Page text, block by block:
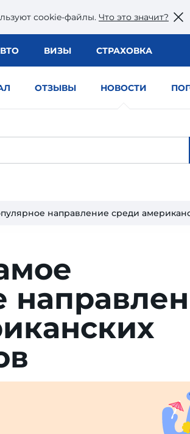
сookie-файлы. Что это значит?
ВИЗЫ СТРАХОВКА
ОТЗЫВЫ НОВОСТИ
направление среди